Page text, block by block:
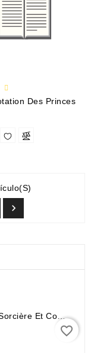
Des Princes

Sirène Princesse Sorcière Et Compagnie
favorite_border